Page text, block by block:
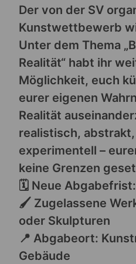
Der von der SV
Kunstwettbewerb
Unter dem Thema
Realität“ habt ihr
Möglichkeit, euch
eurer eigenen
Realität
realistisch,
experimentell –
keine Grenzen
🗓 Neue
🖌 Zugelassene
oder Skulpturen
📍 Abgabeort:
Gebäude